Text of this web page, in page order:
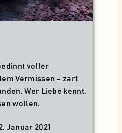
voller
Vermissen – zart
Wer Liebe kennt,
wollen.
Januar 2021